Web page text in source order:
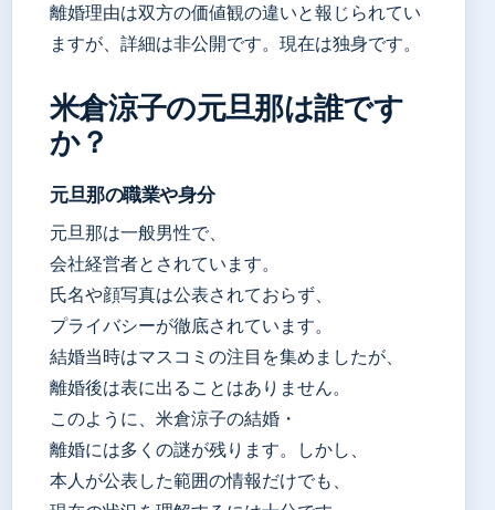
離婚理由は双方の価値観の違いと報じられてい
ますが、詳細は非公開です。現在は独身です。
米倉涼子の元旦那は誰です
か？
元旦那の職業や身分
元旦那は一般男性で、
会社経営者とされています。
氏名や顔写真は公表されておらず、
プライバシーが徹底されています。
結婚当時はマスコミの注目を集めましたが、
離婚後は表に出ることはありません。
このように、米倉涼子の結婚・
離婚には多くの謎が残ります。しかし、
本人が公表した範囲の情報だけでも、